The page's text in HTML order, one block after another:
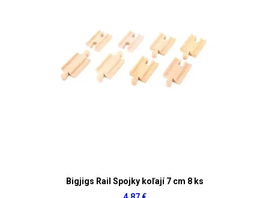
Bigjigs Rail Spojky koľají 7 cm 8 ks